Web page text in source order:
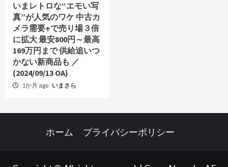
いまレトロな“エモい写
真”が人気のワケ 中古カ
メラ需要↑で売り場３倍
に拡大 最安800円～最高
169万円まで 供給追いつ
かない新商品も ／
(2024/09/13 OA)
1か月 ago いまさら
ホーム プライバシーポリシー